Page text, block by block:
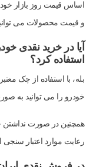
اساس قیمت روز بازار
و قیمت محصولات می توانید با شماره تماس
آیا در خرید نقدی
استفاده کرد؟
بله، با استفاده از چک
خودرو را می توانید به
همچنین در صورت
رعایت موارد اعتبار سنجی